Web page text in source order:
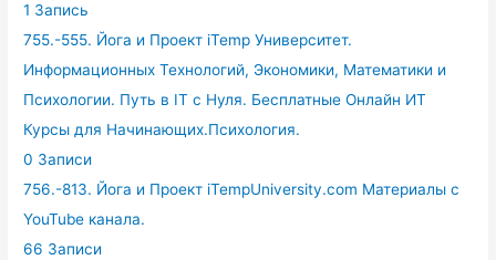
1 Запись
755.-555. Йога и Проект iTemp Университет.
Информационных Технологий, Экономики, Математики и
Психологии. Путь в IT с Нуля. Бесплатные Онлайн ИТ
Курсы для Начинающих.Психология.
0 Записи
756.-813. Йога и Проект iTempUniversity.com Материалы с
YouTube канала.
66 Записи